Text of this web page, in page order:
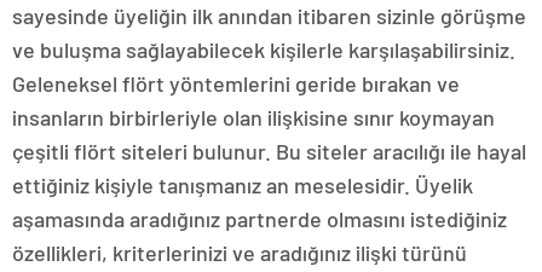
sayesinde üyeliğin ilk anından itibaren sizinle görüşme
ve buluşma sağlayabilecek kişilerle karşılaşabilirsiniz.
Geleneksel flört yöntemlerini geride bırakan ve
insanların birbirleriyle olan ilişkisine sınır koymayan
çeşitli flört siteleri bulunur. Bu siteler aracılığı ile hayal
ettiğiniz kişiyle tanışmanız an meselesidir. Üyelik
aşamasında aradığınız partnerde olmasını istediğiniz
özellikleri, kriterlerinizi ve aradığınız ilişki türünü